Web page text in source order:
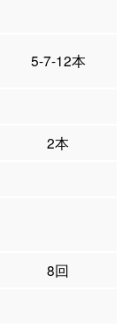
5-7-12本
2本
8回